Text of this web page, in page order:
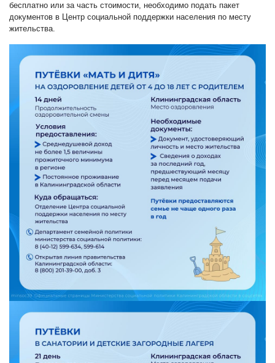
бесплатно или за часть стоимости, необходимо подать пакет
документов в Центр социальной поддержки населения по месту
жительства.